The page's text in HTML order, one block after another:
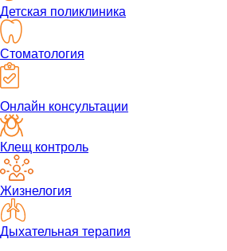
Детская поликлиника
Стоматология
Онлайн консультации
Клещ контроль
Жизнелогия
Дыхательная терапия